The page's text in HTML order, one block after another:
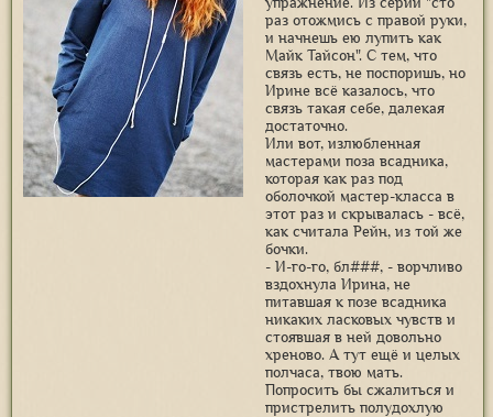
раз отожмись с правой руки,
и начнешь ею лупить как
Майк Тайсон". С тем, что
связь есть, не поспоришь, но
Ирине всё казалось, что
связь такая себе, далекая
достаточно.
Или вот, излюбленная
мастерами поза всадника,
которая как раз под
оболочкой мастер-класса в
этот раз и скрывалась - всё,
как считала Рейн, из той же
бочки.
- И-го-го, бл###, - ворчливо
вздохнула Ирина, не
питавшая к позе всадника
никаких ласковых чувств и
стоявшая в ней довольно
хреново. А тут ещё и целых
полчаса, твою мать.
Попросить бы сжалиться и
пристрелить полудохлую